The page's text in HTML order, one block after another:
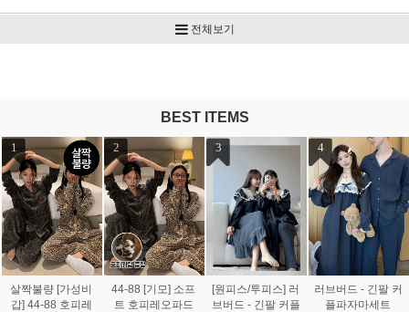
ACC
전체보기
BEST ITEMS
1
살짝불량 [가성비
갑] 44-88 호피레
2
44-88 [기모] 소프
트 호피레오파드
3
[원피스/투피스] 러
브버드 - 긴팔 커플
4
러브버드 - 긴팔 커
플파자마세트